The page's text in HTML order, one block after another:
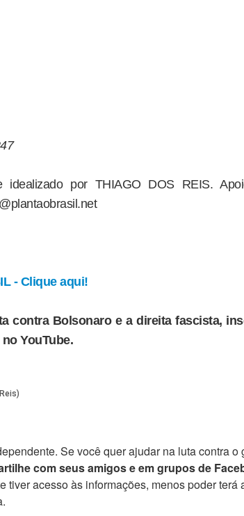
por THIAGO DOS REIS.
- Clique aqui!
contra Bolsonaro e a direita fascista,
YouTube.
Se você quer ajudar na luta contra o
com seus amigos e em grupos de
tiver acesso às informações, menos poder terá